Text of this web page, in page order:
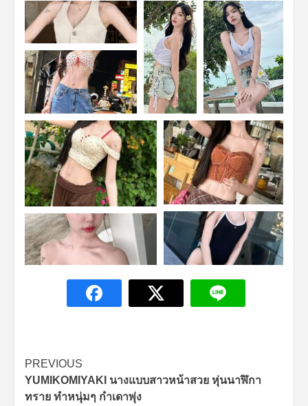
Continue
Reading
PREVIOUS
YUMIKOMIYAKI นางแบบสาวหน้าสวย หุ่นนาฬิกา
ทราย ทำหนุ่มๆ กำเดาพุ่ง